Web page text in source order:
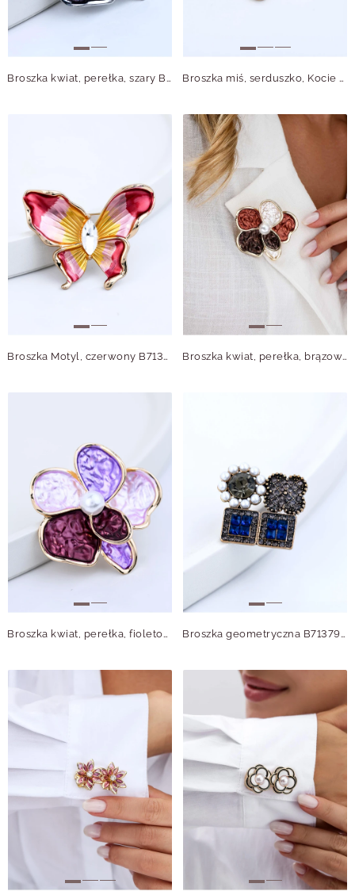
Broszka kwiat, perełka, szary B713718S00 Broszka miś, serduszko, Kocie Oko B713751Z00
Broszka Motyl, czerwony B713692Z00 Broszka kwiat, perełka, brązowy B713720Z00
Broszka kwiat, perełka, fioletowy B713717Z00 Broszka geometryczna B713791Z00